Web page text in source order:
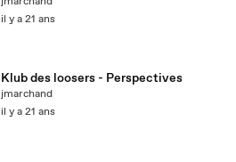
il y a 21 ans
Klub des loosers - Perspectives
jmarchand
il y a 21 ans